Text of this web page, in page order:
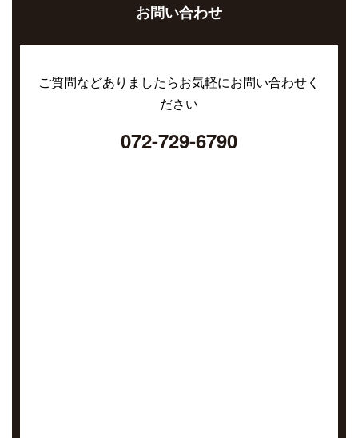
お問い合わせ
ご質問などありましたらお気軽にお問い合わせく
ださい
072-729-6790